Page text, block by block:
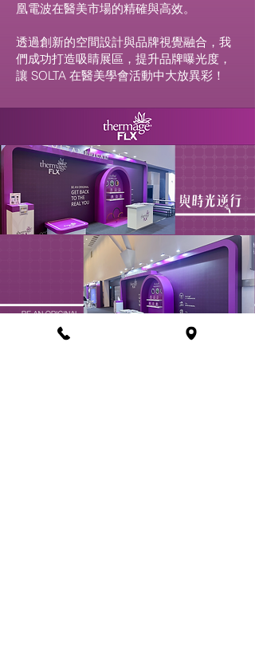
凰電波在醫美市場的精確與高效。
透過創新的空間設計與品牌視覺融合，我
們成功打造吸睛展區，提升品牌曝光度，
讓 SOLTA 在醫美學會活動中大放異彩！